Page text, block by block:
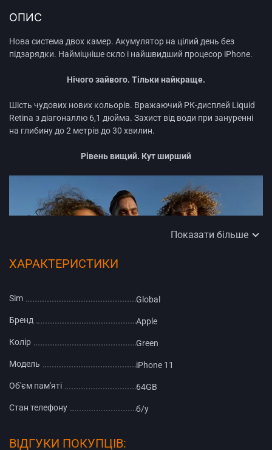
ОПИС
Нова система двох камер. Акумулятор на цілий день без
підзарядки. Найміцніше скло і найшвидший процесор iPhone.
Нічого зайвого. Тільки найкраще.
Шість чудових нових кольорів. Вражаючий РК-дисплей Liquid
Retina з діагоналлю 6,1 дюйма. Захист від води при зануренні
на глибину до 2 метрів до 30 хвилин.
Рівень вищий. Кут ширший
Надширококутна камера (13 мм). Кут огляду 120° - область
мм). Підтримка Focus Pixels на всій матриці. При слабкому
швидше.
Показати більше
ХАРАКТЕРИСТИКИ
Sim Global
Бренд Apple
Колір Green
Модель iPhone 11
Об'єм пам'яті 64GB
Стан телефону б/у
ВІДГУКИ ПОКУПЦІВ: